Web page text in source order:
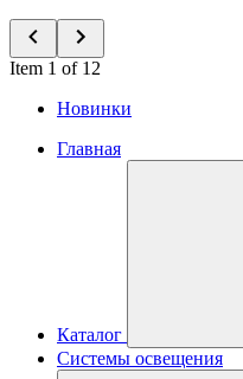
Item 1 of 12
Новинки
Главная
Каталог
Системы освещения